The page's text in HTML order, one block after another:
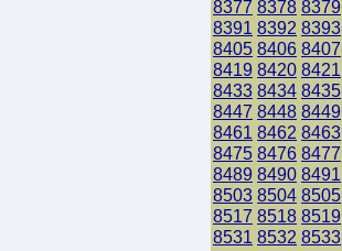
8377 8378 8379
8391 8392 8393
8405 8406 8407
8419 8420 8421
8433 8434 8435
8447 8448 8449
8461 8462 8463
8475 8476 8477
8489 8490 8491
8503 8504 8505
8517 8518 8519
8531 8532 8533